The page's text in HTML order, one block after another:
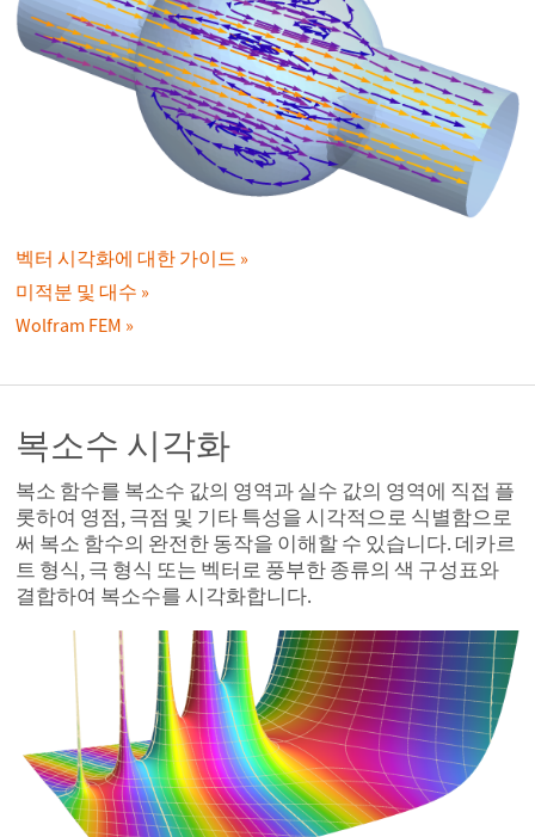
벡터 시각화에 대한 가이드
미적분 및 대수
Wolfram FEM
복소수 시각화
복소 함수를 복소수 값의 영역과 실수 값의 영역에 직접 플
롯하여 영점, 극점 및 기타 특성을 시각적으로 식별함으로
써 복소 함수의 완전한 동작을 이해할 수 있습니다. 데카르
트 형식, 극 형식 또는 벡터로 풍부한 종류의 색 구성표와
결합하여 복소수를 시각화합니다.